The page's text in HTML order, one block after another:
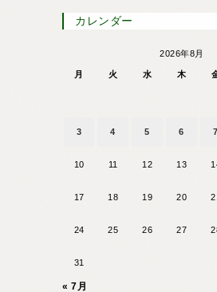
カレンダー
2026年8月
月 火 水 木
3 4 5 6 7
10 11 12 13
17 18 19 20
24 25 26 27
31
« 7月